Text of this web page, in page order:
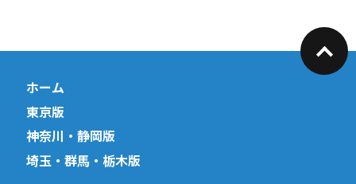
ホーム
東京版
神奈川・静岡版
埼玉・群馬・栃木版